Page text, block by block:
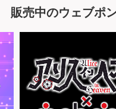
販売中のウェブポ